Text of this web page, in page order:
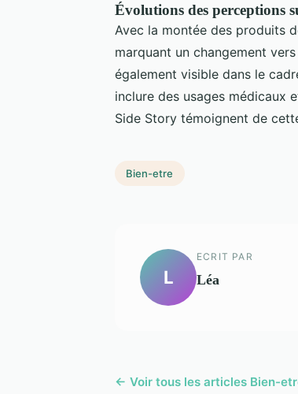
Évolutions des perceptions
Avec la montée des produits
marquant un changement
également visible dans le
inclure des usages médicaux
Side Story témoignent de
Bien-etre
L
ECRIT PAR
Léa
← Voir tous les articles Bien-